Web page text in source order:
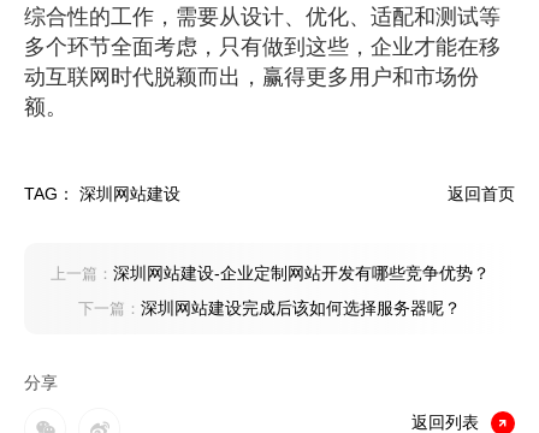
分享
返回列表
综合性的工作，需要从设计、优化、适配和测试等
多个环节全面考虑，只有做到这些，企业才能在移
动互联网时代脱颖而出，赢得更多用户和市场份
额。
TAG： 深圳网站建设 返回首页
上一篇： 深圳网站建设-企业定制网站开发有哪些竞争优势？
下一篇： 深圳网站建设完成后该如何选择服务器呢？